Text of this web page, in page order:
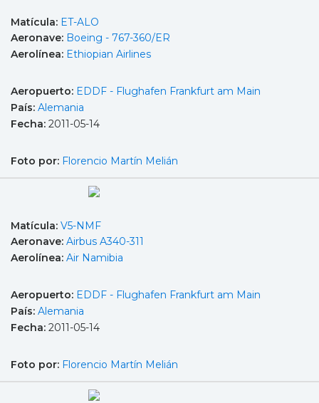
Matícula: ET-ALO
Aeronave: Boeing - 767-360/ER
Aerolínea: Ethiopian Airlines
Aeropuerto: EDDF - Flughafen Frankfurt am Main
País: Alemania
Fecha: 2011-05-14
Foto por: Florencio Martín Melián
Matícula: V5-NMF
Aeronave: Airbus A340-311
Aerolínea: Air Namibia
Aeropuerto: EDDF - Flughafen Frankfurt am Main
País: Alemania
Fecha: 2011-05-14
Foto por: Florencio Martín Melián